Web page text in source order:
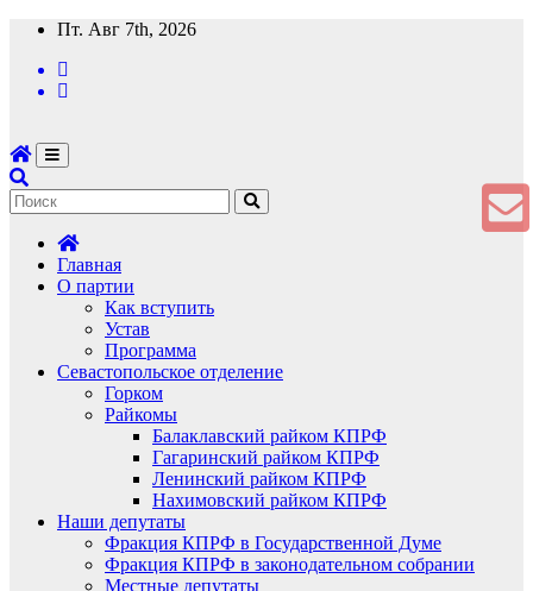
Перейти
содержимому
Пт. Авг 7th, 2026
Главная
О партии
Как вступить
Устав
Программа
Севастопольское отделение
Горком
Райкомы
Балаклавский райком КПРФ
Гагаринский райком КПРФ
Ленинский райком КПРФ
Нахимовский райком КПРФ
Наши депутаты
Фракция КПРФ в Государственной Думе
Фракция КПРФ в законодательном собрании
Местные депутаты